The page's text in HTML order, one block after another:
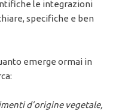
le integrazioni
specifiche e ben
emerge ormai in
d’origine vegetale,